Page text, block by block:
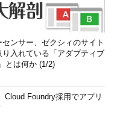
センサー、ゼクシィのサイト
り入れている「アダプティブ
とは何か (1/2)
Cloud Foundry採用でアプリ